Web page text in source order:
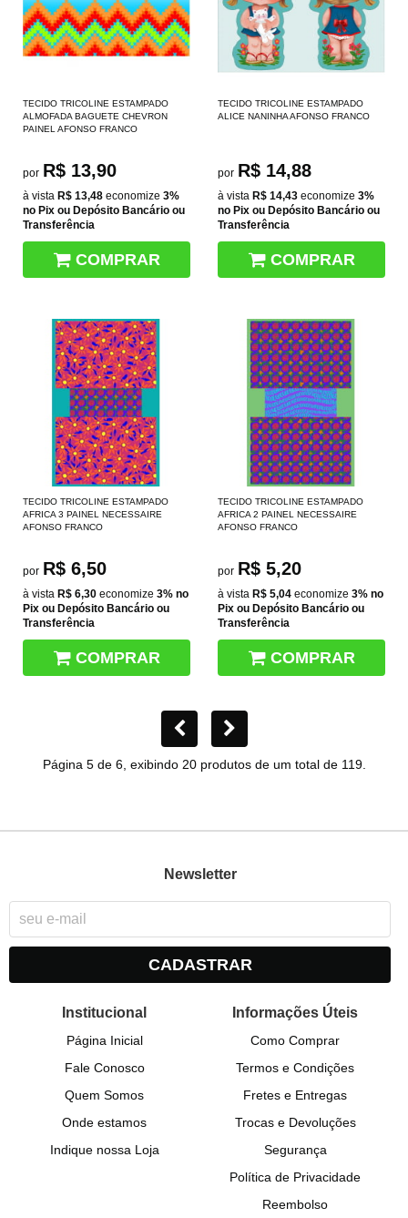
TECIDO TRICOLINE ESTAMPADO
ALMOFADA BAGUETE CHEVRON
PAINEL AFONSO FRANCO
por R$ 13,90
à vista R$ 13,48 economize 3%
no Pix ou Depósito Bancário ou
Transferência
COMPRAR
TECIDO TRICOLINE ESTAMPADO
ALICE NANINHA AFONSO FRANCO
por R$ 14,88
à vista R$ 14,43 economize 3%
no Pix ou Depósito Bancário ou
Transferência
COMPRAR
TECIDO TRICOLINE ESTAMPADO
AFRICA 3 PAINEL NECESSAIRE
AFONSO FRANCO
por R$ 6,50
à vista R$ 6,30 economize 3% no
Pix ou Depósito Bancário ou
Transferência
COMPRAR
TECIDO TRICOLINE ESTAMPADO
AFRICA 2 PAINEL NECESSAIRE
AFONSO FRANCO
por R$ 5,20
à vista R$ 5,04 economize 3% no
Pix ou Depósito Bancário ou
Transferência
COMPRAR
Página 5 de 6, exibindo 20 produtos de um total de 119.
Newsletter
CADASTRAR
Institucional
Página Inicial
Fale Conosco
Quem Somos
Onde estamos
Indique nossa Loja
Informações Úteis
Como Comprar
Termos e Condições
Fretes e Entregas
Trocas e Devoluções
Segurança
Política de Privacidade
Reembolso